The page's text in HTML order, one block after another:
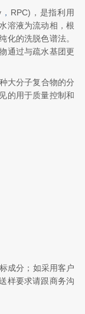
， RPC) ，是指利用
溶液为流动相，根
化的洗脱色谱法。
通过与疏水基团更
大分子复合物的分
的用于质量控制和
成分；如采用客户
样要求请跟商务沟